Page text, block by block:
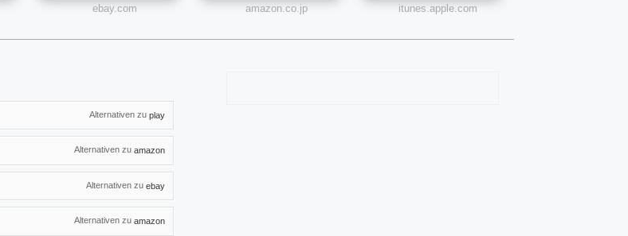
ebay.com amazon.co.jp itunes.apple.com
Alternativen zu play
Alternativen zu amazon
Alternativen zu ebay
Alternativen zu amazon